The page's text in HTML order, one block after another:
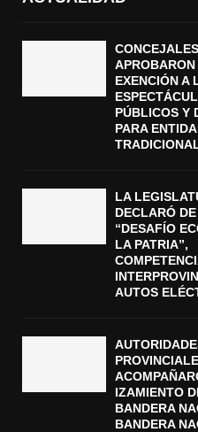
CONCEJALES
EXENCIÓN A
PÚBLICOS Y
PARA
LA
DECLARÓ
“DESAFÍO
LA PATRIA”,
AUTOS
IZAMIENTO
BANDERA
BANDERA